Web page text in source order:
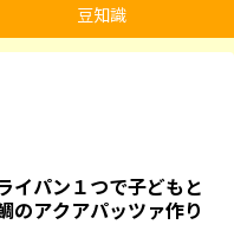
豆知識
イパン１つで子どもと
のアクアパッツァ作り